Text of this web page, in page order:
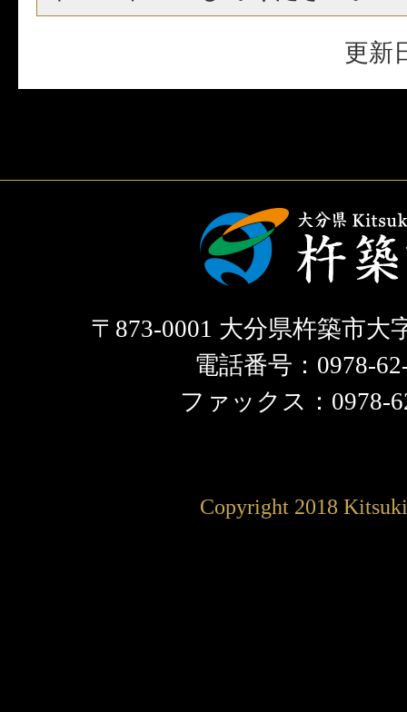
更新
〒873-0001 大分県杵築市大
電話番号：0978-
ファックス：0978-
Copyright 2018